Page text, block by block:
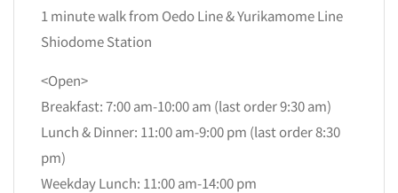
1 minute walk from Oedo Line & Yurikamome Line
Shiodome Station
<Open>
Breakfast: 7:00 am-10:00 am (last order 9:30 am)
Lunch & Dinner: 11:00 am-9:00 pm (last order 8:30
pm)
Weekday Lunch: 11:00 am-14:00 pm